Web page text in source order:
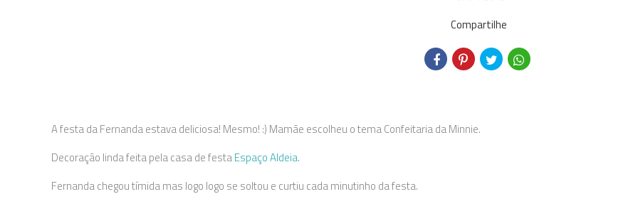
Compartilhe
A festa da Fernanda estava deliciosa! Mesmo! :) Mamãe escolheu o tema Confeitaria da Minnie.
Decoração linda feita pela casa de festaEspaço Aldeia.
Fernanda chegou tímida mas logo logo se soltou e curtiu cada minutinho da festa.